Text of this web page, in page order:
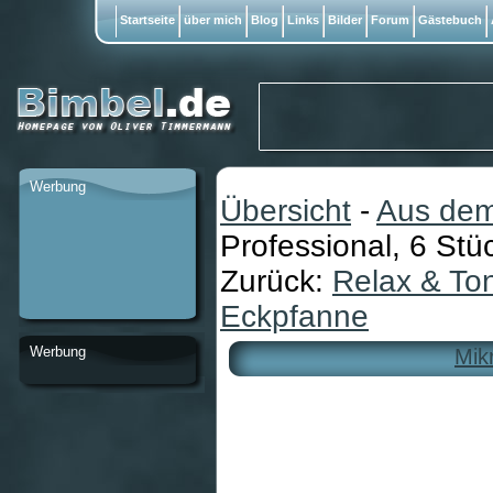
Übersicht - Aus
Professional, 6
Zurück: Relax &
Eckpfanne
Werbung
Werbung
Startseite über mich Blog Links Bilder Forum Gästebuch